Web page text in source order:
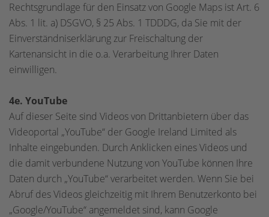
Rechtsgrundlage für den Einsatz von Google Maps ist Art. 6
Abs. 1 lit. a) DSGVO, § 25 Abs. 1 TDDDG, da Sie mit der
Einverständniserklärung zur Freischaltung der
Kartenansicht in die o.a. Verarbeitung Ihrer Daten
einwilligen.
4e. YouTube
Auf dieser Seite sind Videos von Drittanbietern über das
Videoportal „YouTube“ der Google Ireland Limited als
Inhalte eingebunden. Durch Anklicken eines Videos und
die damit verbundene Nutzung von YouTube können Ihre
Daten durch „YouTube“ verarbeitet werden. Wenn Sie bei
Abruf des Videos gleichzeitig mit Ihrem Benutzerkonto bei
„Google/YouTube“ angemeldet sind, kann Google